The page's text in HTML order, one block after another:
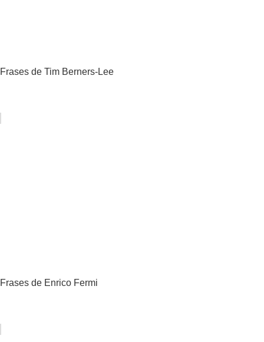
Frases de Tim Berners-Lee
Frases de Enrico Fermi